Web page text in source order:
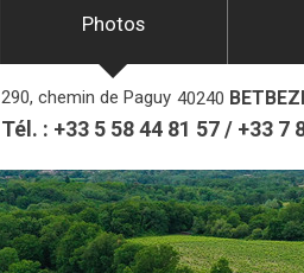
Photos
290, chemin de Paguy 40240
Tél. : +33 5 58 44 81 57 / +33 7